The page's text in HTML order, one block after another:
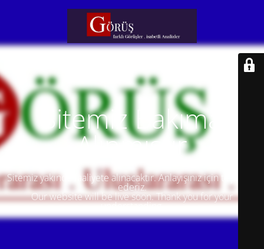
Sitemiz Bakıma
Alınmıştır
Sitemiz yakında faaliyete alınacaktır. Anlayışınız için teşekkür
ederiz.
Our website will be live soon. Thank you for your
understanding.